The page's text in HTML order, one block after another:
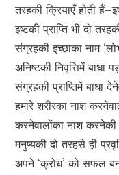
तरहकी क्रियाएँ होती
इष्टकी प्राप्ति भी दो
संग्रहकी इच्छाका नाम
अनिष्टकी निवृत्तिमें बाधा
संग्रहकी प्राप्तिमें बाधा
हमारे शरीरका नाश
करनेवालोंका नाश
मनुष्यकी दो तरहसे ही
अपने ‘क्रोध’ को सफल